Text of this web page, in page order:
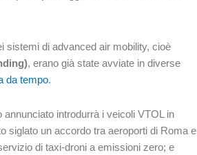
sistemi di advanced air mobility, cioè
, erano già state avviate in diverse
da tempo.
annunciato introdurrà i veicoli VTOL in
siglato un accordo tra aeroporti di Roma e
di taxi-droni a emissioni zero; e